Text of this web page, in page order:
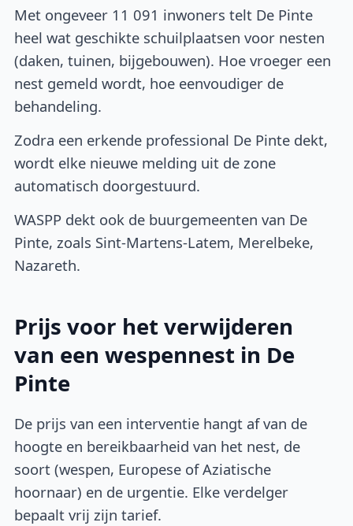
Met ongeveer 11 091 inwoners telt De Pinte
heel wat geschikte schuilplaatsen voor nesten
(daken, tuinen, bijgebouwen). Hoe vroeger een
nest gemeld wordt, hoe eenvoudiger de
behandeling.
Zodra een erkende professional De Pinte dekt,
wordt elke nieuwe melding uit de zone
automatisch doorgestuurd.
WASPP dekt ook de buurgemeenten van De
Pinte, zoals Sint-Martens-Latem, Merelbeke,
Nazareth.
Prijs voor het verwijderen
van een wespennest in De
Pinte
De prijs van een interventie hangt af van de
hoogte en bereikbaarheid van het nest, de
soort (wespen, Europese of Aziatische
hoornaar) en de urgentie. Elke verdelger
bepaalt vrij zijn tarief.